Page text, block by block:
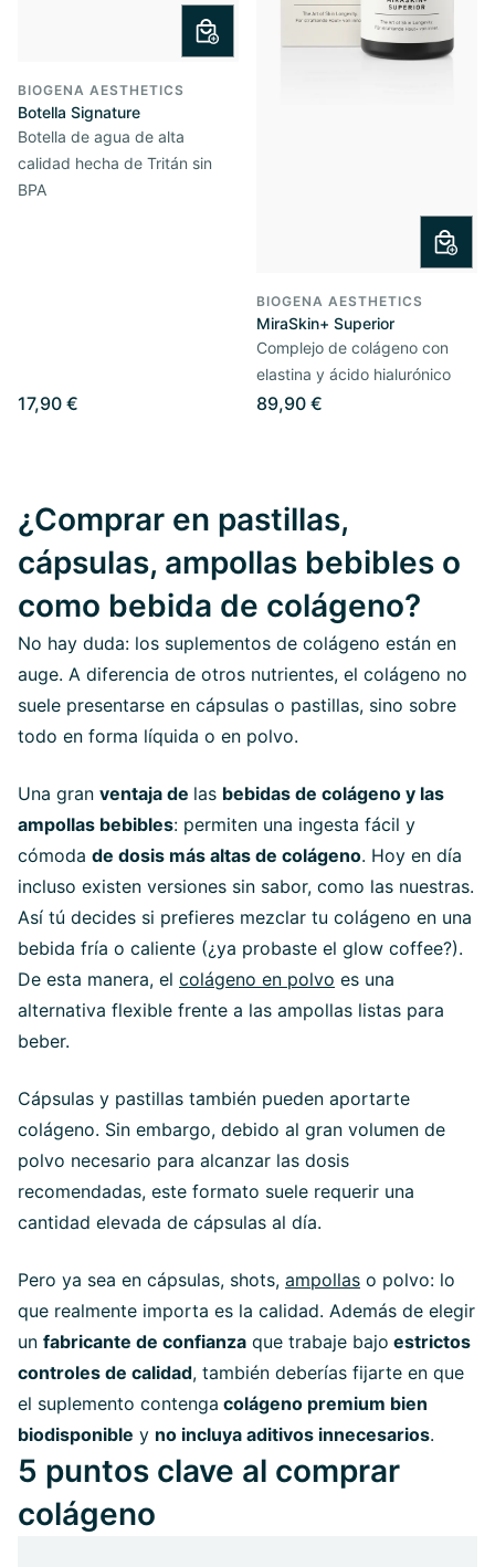
BIOGENA AESTHETICS
Botella Signature
Botella de agua de alta
calidad hecha de Tritán sin
BPA
17,90 €
BIOGENA AESTHETICS
MiraSkin+ Superior
Complejo de colágeno con
elastina y ácido hialurónico
89,90 €
¿Comprar en pastillas,
cápsulas, ampollas bebibles o
como bebida de colágeno?
No hay duda: los suplementos de colágeno están en
auge. A diferencia de otros nutrientes, el colágeno no
suele presentarse en cápsulas o pastillas, sino sobre
todo en forma líquida o en polvo.
Una gran ventaja de las bebidas de colágeno y las
ampollas bebibles: permiten una ingesta fácil y
cómoda de dosis más altas de colágeno. Hoy en día
incluso existen versiones sin sabor, como las nuestras.
Así tú decides si prefieres mezclar tu colágeno en una
bebida fría o caliente (¿ya probaste el glow coffee?).
De esta manera, el colágeno en polvo es una
alternativa flexible frente a las ampollas listas para
beber.
Cápsulas y pastillas también pueden aportarte
colágeno. Sin embargo, debido al gran volumen de
polvo necesario para alcanzar las dosis
recomendadas, este formato suele requerir una
cantidad elevada de cápsulas al día.
Pero ya sea en cápsulas, shots, ampollas o polvo: lo
que realmente importa es la calidad. Además de elegir
un fabricante de confianza que trabaje bajo estrictos
controles de calidad, también deberías fijarte en que
el suplemento contenga colágeno premium bien
biodisponible y no incluya aditivos innecesarios.
5 puntos clave al comprar
colágeno